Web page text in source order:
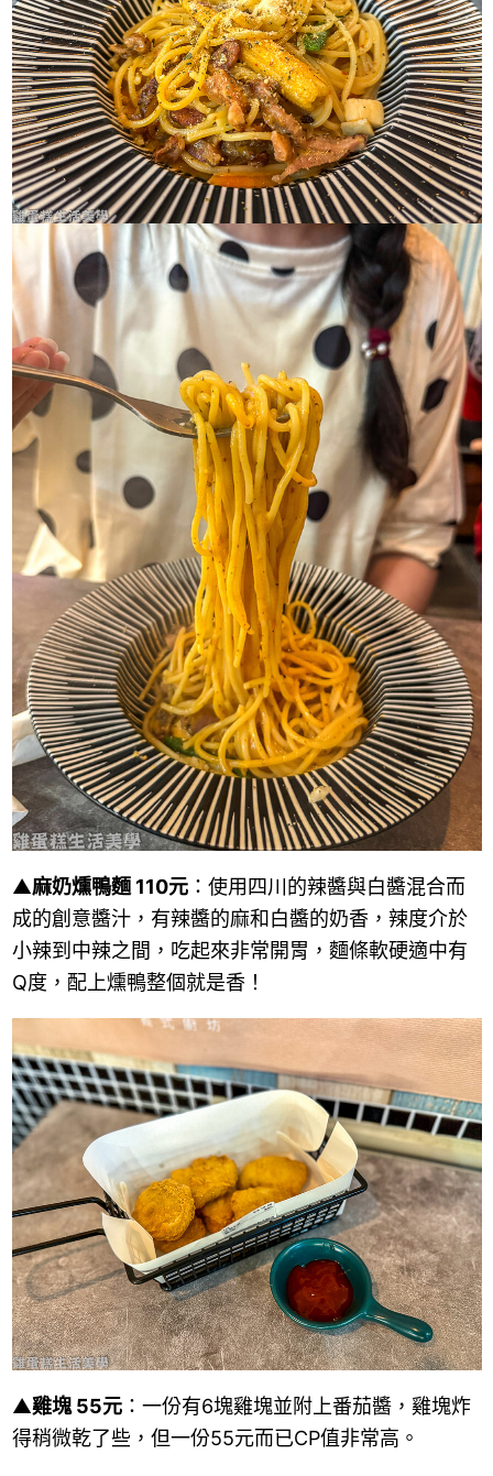
▲麻奶燻鴨麵 110元：使用四川的辣醬與白醬混合而
成的創意醬汁，有辣醬的麻和白醬的奶香，辣度介於
小辣到中辣之間，吃起來非常開胃，麵條軟硬適中有
Q度，配上燻鴨整個就是香！
▲雞塊 55元：一份有6塊雞塊並附上番茄醬，雞塊炸
得稍微乾了些，但一份55元而已CP值非常高。